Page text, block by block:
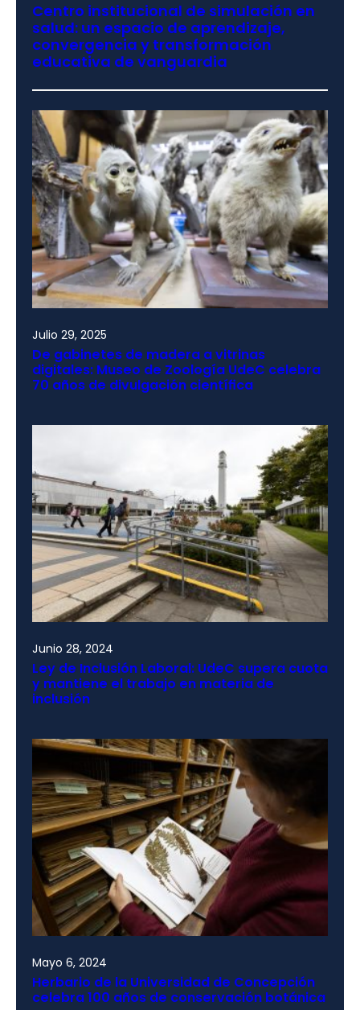
Centro institucional de simulación en
salud: un espacio de aprendizaje,
convergencia y transformación
educativa de vanguardia
Julio 29, 2025
De gabinetes de madera a vitrinas
digitales: Museo de Zoología UdeC celebra
70 años de divulgación científica
Junio 28, 2024
Ley de Inclusión Laboral: UdeC supera cuota
y mantiene el trabajo en materia de
inclusión
Mayo 6, 2024
Herbario de la Universidad de Concepción
celebra 100 años de conservación botánica